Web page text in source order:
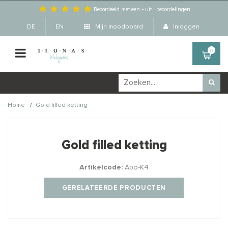
Beoordeeld met een - uit -beoordelingen
DE EN Mijn moodboard Inloggen
0
Home / Gold filled ketting
producten ook interessant
Gold filled ketting
Artikelcode: Apo-K4
GERELATEERDE PRODUCTEN